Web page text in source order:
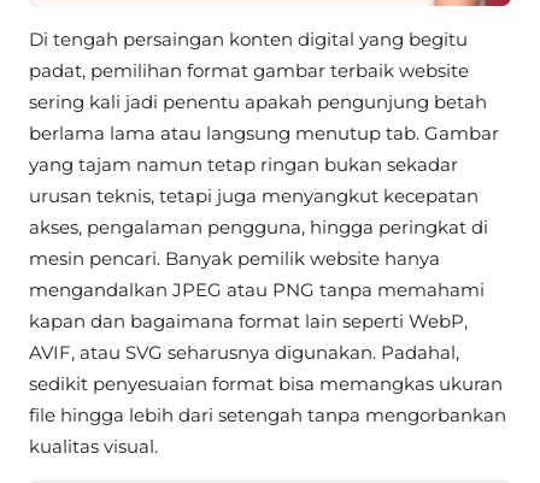
Di tengah persaingan konten digital yang begitu
padat, pemilihan format gambar terbaik website
sering kali jadi penentu apakah pengunjung betah
berlama lama atau langsung menutup tab. Gambar
yang tajam namun tetap ringan bukan sekadar
urusan teknis, tetapi juga menyangkut kecepatan
akses, pengalaman pengguna, hingga peringkat di
mesin pencari. Banyak pemilik website hanya
mengandalkan JPEG atau PNG tanpa memahami
kapan dan bagaimana format lain seperti WebP,
AVIF, atau SVG seharusnya digunakan. Padahal,
sedikit penyesuaian format bisa memangkas ukuran
file hingga lebih dari setengah tanpa mengorbankan
kualitas visual.